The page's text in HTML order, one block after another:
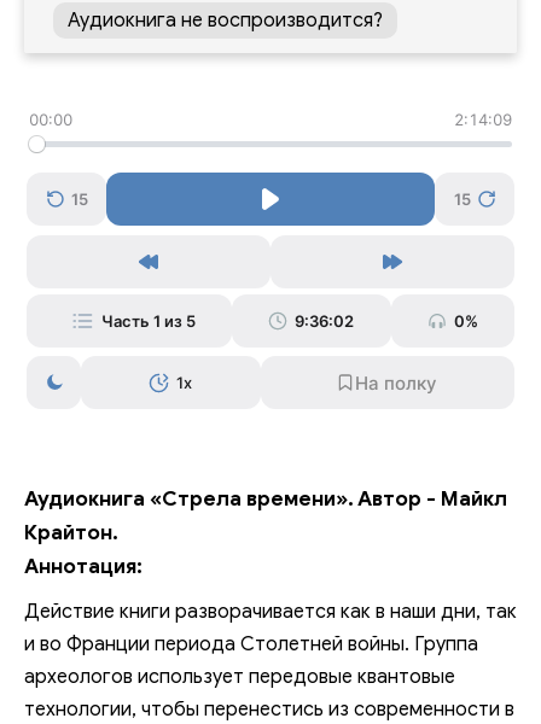
Аудиокнига не воспроизводится?
00:00 2:14:09
15 15
Часть 1 из 5 9:36:02 0%
1x
Аудиокнига «Стрела времени». Автор - Майкл
Крайтон.
Аннотация:
Действие книги разворачивается как в наши дни, так
и во Франции периода Столетней войны. Группа
археологов использует передовые квантовые
технологии, чтобы перенестись из современности в